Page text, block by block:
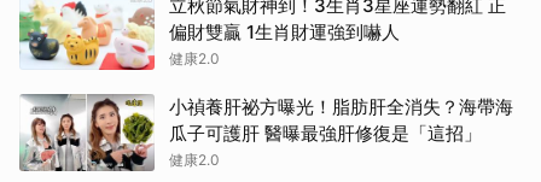
立秋節氣財神到！3生肖3星座運勢翻紅 正
偏財雙贏 1生肖財運強到嚇人
健康2.0
小禎養肝祕方曝光！脂肪肝全消失？海帶海
瓜子可護肝 醫曝最強肝修復是「這招」
健康2.0